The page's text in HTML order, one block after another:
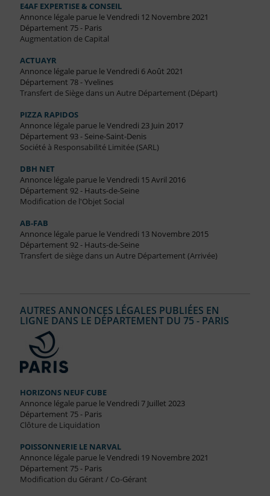
E4AF EXPERTISE & CONSEIL
Annonce légale parue le Vendredi 12 Novembre 2021
Département 75 - Paris
Augmentation de Capital
ACTUAYR
Annonce légale parue le Vendredi 6 Août 2021
Département 78 - Yvelines
Transfert de Siège dans un Autre Département (Départ)
PIZZA RAPIDOS
Annonce légale parue le Vendredi 23 Juin 2017
Département 93 - Seine-Saint-Denis
Société à Responsabilité Limitée (SARL)
DBH NET
Annonce légale parue le Vendredi 15 Avril 2016
Département 92 - Hauts-de-Seine
Modification de l'Objet Social
AB-FAB
Annonce légale parue le Vendredi 13 Novembre 2015
Département 92 - Hauts-de-Seine
Transfert de siège dans un Autre Département (Arrivée)
AUTRES ANNONCES LÉGALES PUBLIÉES EN
LIGNE DANS LE DÉPARTEMENT DU 75 - PARIS
HORIZONS NEUF CUBE
Annonce légale parue le Vendredi 7 Juillet 2023
Département 75 - Paris
Clôture de Liquidation
POISSONNERIE LE NARVAL
Annonce légale parue le Vendredi 19 Novembre 2021
Département 75 - Paris
Modification du Gérant / Co-Gérant